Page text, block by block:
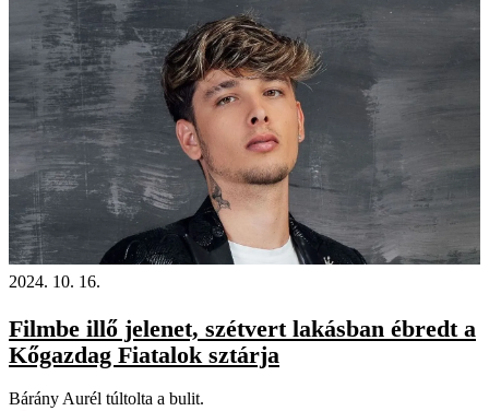
2024. 10. 16.
Filmbe illő jelenet, szétvert lakásban ébredt a
Kőgazdag Fiatalok sztárja
Bárány Aurél túltolta a bulit.